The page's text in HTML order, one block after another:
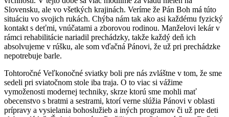
Slovensku, ale vo všetkých krajinách. Veríme že Pán Boh má túto
situáciu vo svojich rukách. Chýba nám tak ako asi každému fyzický
kontakt s deťmi, vnúčatami a zborovou rodinou. Manželovi lekár v
rámci rehabilitácie nariadil prechádzky, takže každý deň ich
absolvujeme v rúšku, ale som vďačná Pánovi, že už pri prechádzke
nepotrebuje barle.
Tohtoročné Veľkonočné sviatky boli pre nás zvláštne v tom, že sme
sedeli pri sviatočnom stole iba traja. O to viac si vážime
vymoženosti modernej techniky, skrze ktorú sme mohli mať
obecenstvo s bratmi a sestrami, ktorí verne slúžia Pánovi v oblasti
prípravy a vysielania bohoslužieb a iných programov či už pre deti